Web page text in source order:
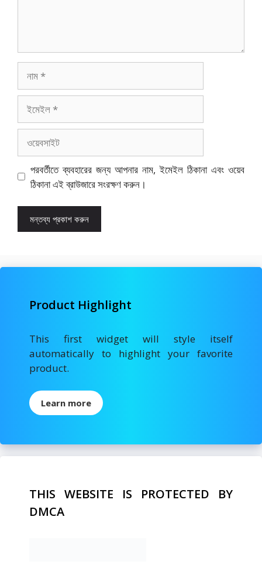
ইমেইল
পরবর্তীতে ব্যবহারের জন্য আপনার নাম, ইমেইল ঠিকানা এবং ওয়েব
ঠিকানা এই ব্রাউজারে সংরক্ষণ করুন।
Product Highlight
This first widget will style itself
automatically to highlight your favorite
product.
Learn more
THIS WEBSITE IS PROTECTED BY
DMCA